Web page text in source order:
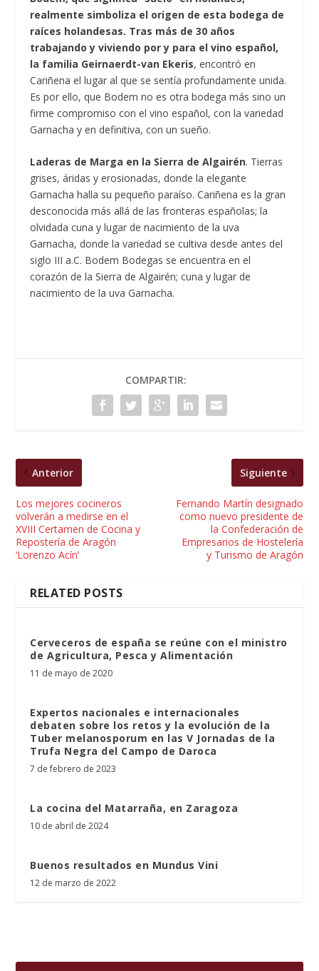
realmente simboliza el origen de esta bodega de
raíces holandesas. Tras más de 30 años
trabajando y viviendo por y para el vino español,
la familia Geirnaerdt-van Ekeris, encontró en
Cariñena el lugar al que se sentía profundamente unida.
Es por ello, que Bodem no es otra bodega más sino un
firme compromiso con el vino español, con la variedad
Garnacha y en definitiva, con un sueño.
Laderas de Marga en la Sierra de Algairén. Tierras
grises, áridas y erosionadas, donde la elegante
Garnacha halla su pequeño paraíso. Cariñena es la gran
desconocida más allá de las fronteras españolas; la
olvidada cuna y lugar de nacimiento de la uva
Garnacha, donde la variedad se cultiva desde antes del
siglo III a.C. Bodem Bodegas se encuentra en el
corazón de la Sierra de Algairén; cuna y lugar de
nacimiento de la uva Garnacha.
COMPARTIR:
Anterior
Los mejores cocineros
volverán a medirse en el
XVIII Certamen de Cocina y
Repostería de Aragón
‘Lorenzo Acín’
Siguiente
Fernando Martín designado
como nuevo presidente de
la Confederación de
Empresarios de Hostelería
y Turismo de Aragón
RELATED POSTS
Cerveceros de españa se reúne con el ministro
de Agricultura, Pesca y Alimentación
11 de mayo de 2020
Expertos nacionales e internacionales
debaten sobre los retos y la evolución de la
Tuber melanosporum en las V Jornadas de la
Trufa Negra del Campo de Daroca
7 de febrero de 2023
La cocina del Matarraña, en Zaragoza
10 de abril de 2024
Buenos resultados en Mundus Vini
12 de marzo de 2022